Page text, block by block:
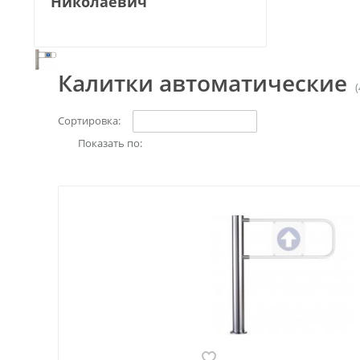
Калитки автоматические
Сортировка:
Показать по: